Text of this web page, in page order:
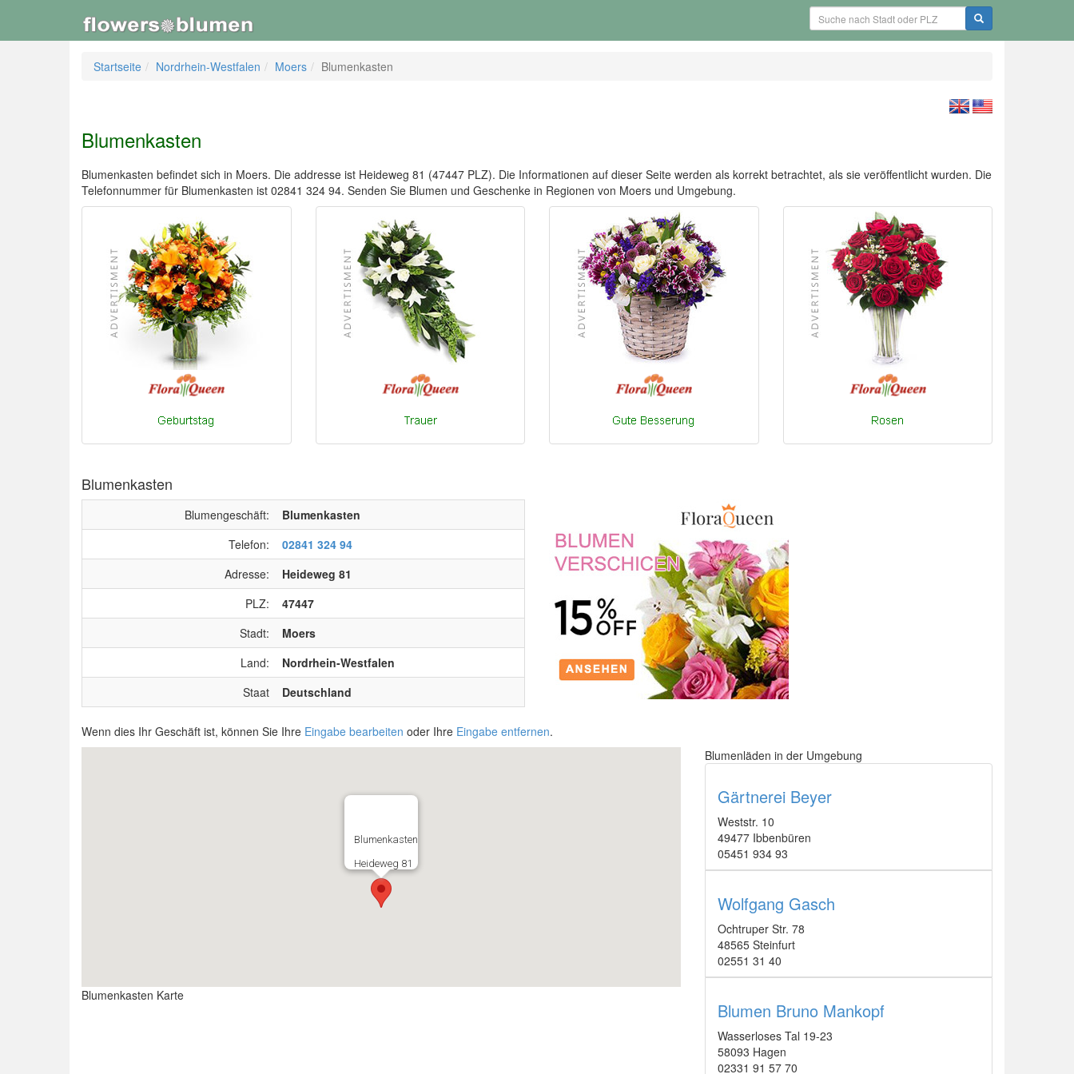
Startseite Nordrhein-Westfalen Moers Blumenkasten
Blumenkasten
Blumenkasten befindet sich in Moers. Die addresse ist Heideweg 81 (47447 PLZ). Die Informationen auf dieser Seite werden als korrekt betrachtet, als sie veröffentlicht wurden. Die
Telefonnummer für Blumenkasten ist 02841 324 94. Senden Sie Blumen und Geschenke in Regionen von Moers und Umgebung.
Blumenkasten
Blumengeschäft:
Blumenkasten
Telefon:
02841 324 94
Adresse:
Heideweg 81
PLZ:
47447
Stadt:
Moers
Land:
Nordrhein-Westfalen
Staat
Deutschland
Wenn dies Ihr Geschäft ist, können Sie Ihre Eingabe bearbeiten oder Ihre Eingabe entfernen.
Blumenkasten
Heideweg 81
Blumenkasten Karte
Blumenläden in der Umgebung
Gärtnerei Beyer
Weststr. 10
49477 Ibbenbüren
05451 934 93
Wolfgang Gasch
Ochtruper Str. 78
48565 Steinfurt
02551 31 40
Blumen Bruno Mankopf
Wasserloses Tal 19-23
58093 Hagen
02331 91 57 70